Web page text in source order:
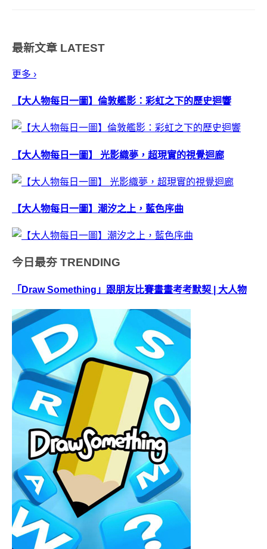
最新文章 LATEST
更多 ›
【大人物每日一圖】倫敦艦影：彩虹之下的歷史迴響
【大人物每日一圖】 光影織夢，超現實的視覺迴廊
【大人物每日一圖】潮汐之上，藍色序曲
今日最夯 TRENDING
「Draw Something」跟朋友比賽畫畫考考默契 | 大人物